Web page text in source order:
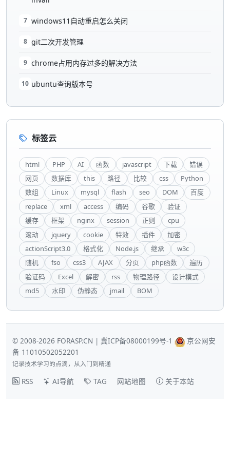
7 windows11自动重启怎么关闭
8 git二次开发管理
9 chrome占用内存过多的解决方法
10 ubuntu查询版本号
标签云
html PHP AI 函数 javascript 下载
错误
网页
数据库 this 路径 比较 css
Python
数组
Linux mysql flash seo DOM
百度
replace
xml access 编码 谷歌
验证
缓存
框架 nginx session 正则
cpu
滚动
jquery cookie 特效 插件
加密
actionScript3.0
格式化 Node.js 继承
w3c
随机
fso css3 AJAX 分页 php函数
遍历
验证码
Excel 解密 rss 物理路径
设计模式
md5
水印 伪静态 jmail BOM
© 2008-2026 FORASP.CN | 冀ICP备08000199号-1
京公网安
备 11010502052201
记录技术学习的点滴，从入门到精通
RSS AI导航 TAG 网站地图 关于本站